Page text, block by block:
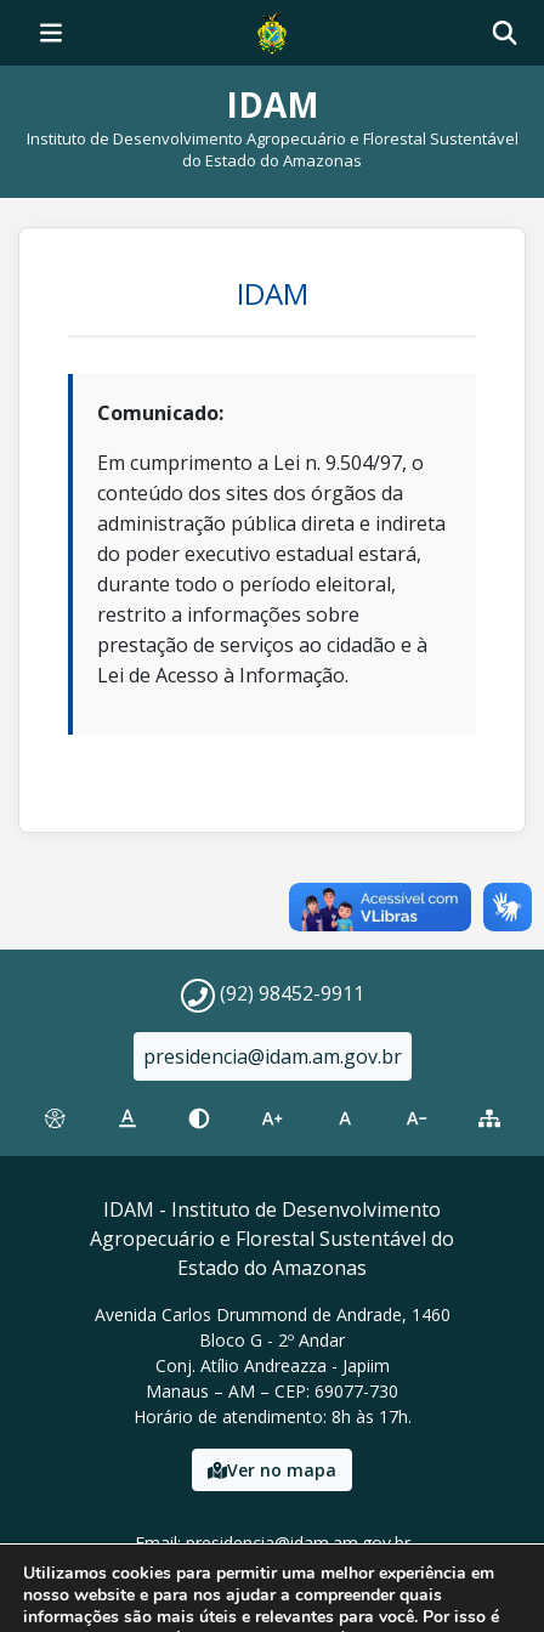
IDAM
Instituto de Desenvolvimento Agropecuário e Florestal Sustentável
do Estado do Amazonas
IDAM
Comunicado:
Em cumprimento a Lei n. 9.504/97, o
conteúdo dos sites dos órgãos da
administração pública direta e indireta
do poder executivo estadual estará,
durante todo o período eleitoral,
restrito a informações sobre
prestação de serviços ao cidadão e à
Lei de Acesso à Informação.
(92) 98452-9911
presidencia@idam.am.gov.br
IDAM - Instituto de Desenvolvimento
Agropecuário e Florestal Sustentável do
Estado do Amazonas
Avenida Carlos Drummond de Andrade, 1460
Bloco G - 2º Andar
Conj. Atílio Andreazza - Japiim
Manaus – AM – CEP: 69077-730
Horário de atendimento: 8h às 17h.
Ver no mapa
Email: presidencia@idam.am.gov.br
Tel: (92) 98452-9911
Utilizamos cookies para permitir uma melhor experiência em
nosso website e para nos ajudar a compreender quais
informações são mais úteis e relevantes para você. Por isso é